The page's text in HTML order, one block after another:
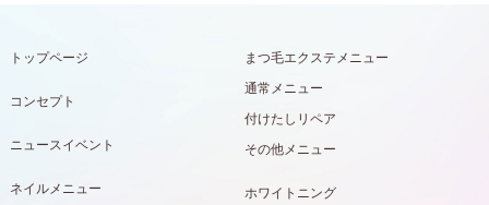
トップページ
コンセプト
ニュースイベント
ネイルメニュー
まつ毛エクステメニュー
通常メニュー
付けたしリペア
その他メニュー
ホワイトニング